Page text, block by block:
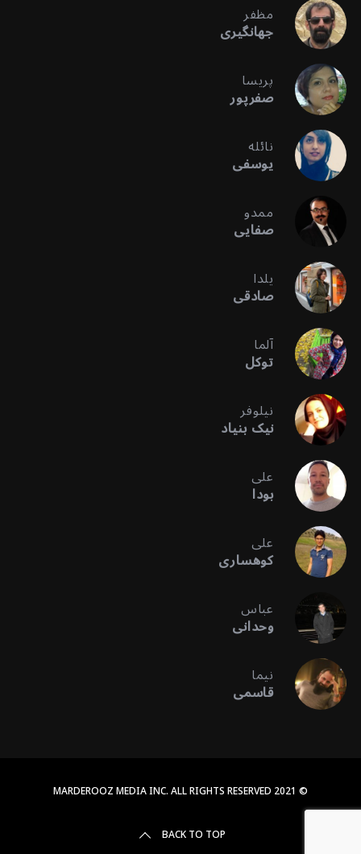
مظفر
جهانگیری
پریسا
صفرپور
نائله
یوسفی
ممدو
صفایی
یلدا
صادقی
آلما
توکل
نیلوفر
نیک بنیاد
علی
بودا
علی
کوهساری
عباس
وحدانی
نیما
قاسمی
© 2021 MARDEROOZ MEDIA INC. ALL RIGHTS RESERVED
BACK TO TOP